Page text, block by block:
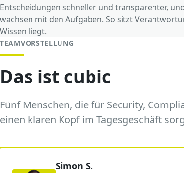
Entscheidungen schneller und transparenter,
wachsen mit den Aufgaben. So sitzt
Wissen liegt.
TEAMVORSTELLUNG
Das ist cubic
Fünf Menschen, die für Security,
einen klaren Kopf im Tagesgeschäft
Simon S.